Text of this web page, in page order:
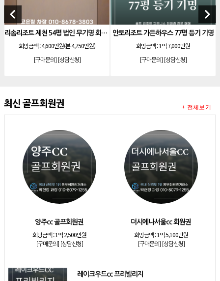
[리조트]
[리조트]소노호텔앤리조트 스위트 등기 무기명
[리조트] 소노호텔앤리조트 스위트 등기 기명
[리조트] 소노호텔앤리조트 패밀리 등기 무기명
[리조트]켄싱턴리조트 31평 등기 통합 회원권
빌라쥬드 아난티 기명 회원권
[리조트] 안토리조트 가든하우스 77평 등기 기명
[리조트] 소노호텔앤리조트 로얄 회원제 기명
[리조트] 소노호텔앤리조트 스위트 등기 기명
금호리조트 28평 등기 기명
더시에나서울cc 회원권
레이크우드cc 프리빌리지
keyboard_arrow_left
리솜리조트 제천 54평 법인 무기명 회원제
분 4,750만원)
안토리조트 가든하우스 77평 등기 기명
희망금액 :
[구매문의]
아시아나cc
희망금액 :
[구매문의]
keyboard_arrow_right
최신 골프회원권
양주cc 골프회원권
희망금액 :1억 2,500만원
[구매문의] [상담신청]
더시에나서울cc 회원권
희망금액 :1억 5,100만원
[구매문의] [상담신청]
레이크우드cc 프리빌리지
+ 전체보기